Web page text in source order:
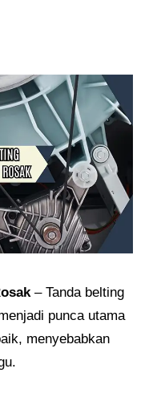
– Tanda belting
punca utama
menyebabkan